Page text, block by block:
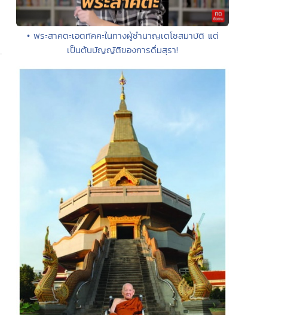
• พระสาคตะเอตทัคคะในทางผู้ชำนาญเตโชสมาบัติ แต่
เป็นต้นบัญญัติของการดื่มสุรา!